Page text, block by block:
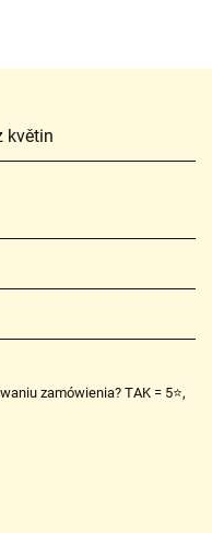
květin
zamówienia? TAK = 5⭐,